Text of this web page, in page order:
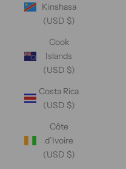
Kinshasa
(USD $)
Cook
Islands
(USD $)
Costa Rica
(USD $)
Côte
d’Ivoire
(USD $)